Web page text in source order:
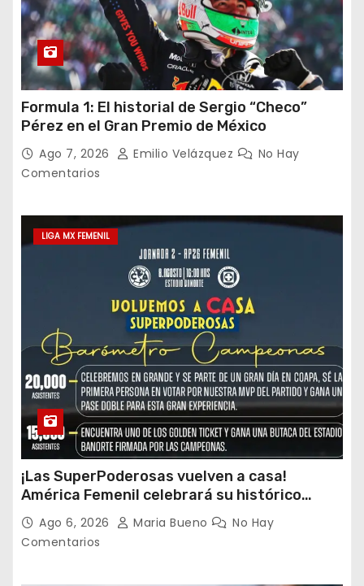
Formula 1: El historial de Sergio “Checo”
Pérez en el Gran Premio de México
Ago 7, 2026 Emilio Velázquez
No Hay
Comentarios
LIGA MX FEMENIL
¡Las SuperPoderosas vuelven a casa!
América Femenil celebrará su histórico
triplete con una auténtica fiesta ante Cruz
Azul
Ago 6, 2026 Maria Bueno
No Hay
Comentarios